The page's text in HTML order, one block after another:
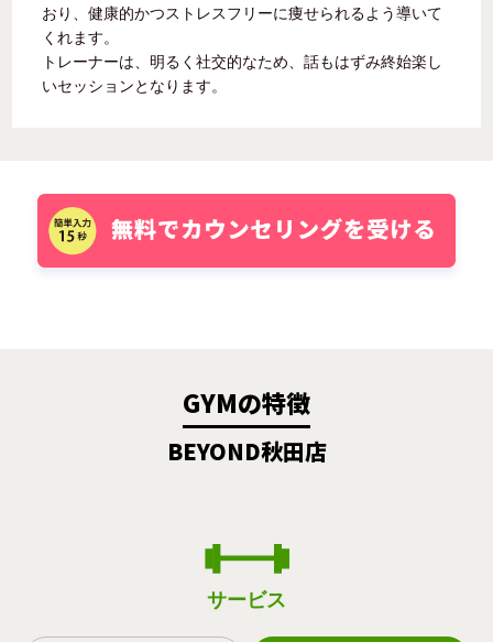
おり、健康的かつストレスフリーに痩せられるよう導いて
くれます。
トレーナーは、明るく社交的なため、話もはずみ終始楽し
いセッションとなります。
GYMの特徴
BEYOND秋田店
サービス